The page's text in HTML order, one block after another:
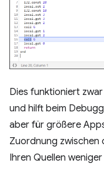
Dies funktioniert
und hilft beim
aber für größere
Zuordnung zwischen
Ihren Quellen